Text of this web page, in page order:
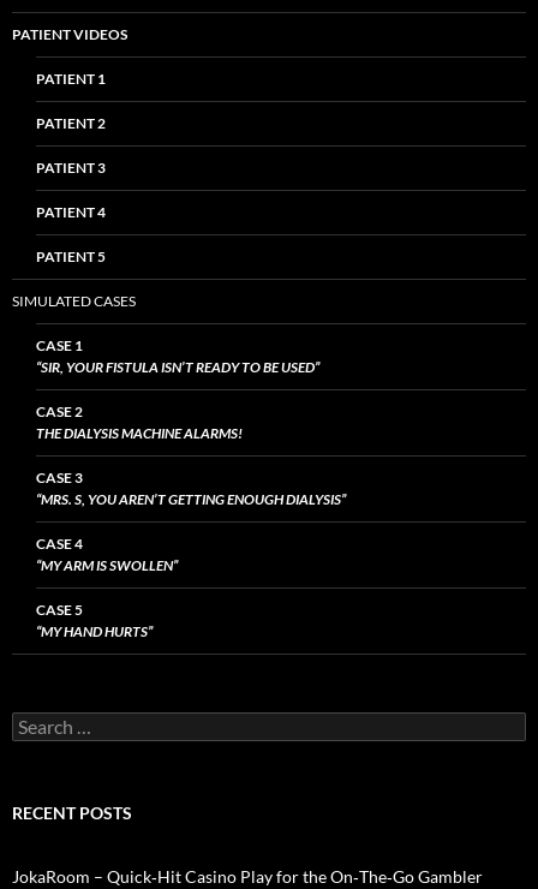
PATIENT VIDEOS
PATIENT 1
PATIENT 2
PATIENT 3
PATIENT 4
PATIENT 5
SIMULATED CASES
CASE 1
“SIR, YOUR FISTULA ISN’T READY TO BE USED”
CASE 2
THE DIALYSIS MACHINE ALARMS!
CASE 3
“MRS. S, YOU AREN’T GETTING ENOUGH DIALYSIS”
CASE 4
“MY ARM IS SWOLLEN”
CASE 5
“MY HAND HURTS”
Search
for:
RECENT POSTS
JokaRoom – Quick‑Hit Casino Play for the On‑The‑Go Gambler